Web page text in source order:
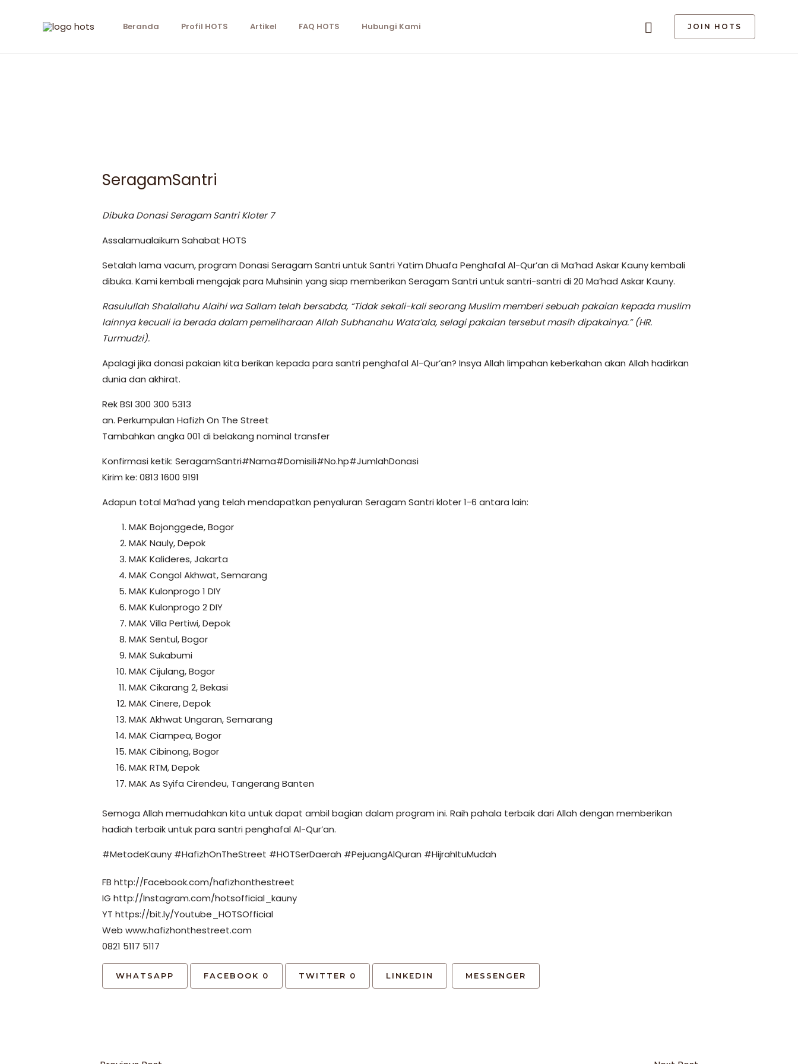
Beranda Profil HOTS Artikel FAQ HOTS Hubungi Kami SearchJOIN HOTS
SeragamSantri
Dibuka Donasi Seragam Santri Kloter 7
Assalamualaikum Sahabat HOTS
Setalah lama vacum, program Donasi Seragam Santri untuk Santri Yatim Dhuafa Penghafal Al-Qur’an di Ma’had Askar Kauny kembali
dibuka. Kami kembali mengajak para Muhsinin yang siap memberikan Seragam Santri untuk santri-santri di 20 Ma’had Askar Kauny.
Rasulullah Shalallahu Alaihi wa Sallam telah bersabda, “Tidak sekali-kali seorang Muslim memberi sebuah pakaian kepada muslim
lainnya kecuali ia berada dalam pemeliharaan Allah Subhanahu Wata’ala, selagi pakaian tersebut masih dipakainya.” (HR.
Turmudzi).
Apalagi jika donasi pakaian kita berikan kepada para santri penghafal Al-Qur’an? Insya Allah limpahan keberkahan akan Allah hadirkan
dunia dan akhirat.
Rek BSI 300 300 5313
an. Perkumpulan Hafizh On The Street
Tambahkan angka 001 di belakang nominal transfer
Konfirmasi ketik: SeragamSantri#Nama#Domisili#No.hp#JumlahDonasi
Kirim ke: 0813 1600 9191
Adapun total Ma’had yang telah mendapatkan penyaluran Seragam Santri kloter 1-6 antara lain:
MAK Bojonggede, Bogor
MAK Nauly, Depok
MAK Kalideres, Jakarta
MAK Congol Akhwat, Semarang
MAK Kulonprogo 1 DIY
MAK Kulonprogo 2 DIY
MAK Villa Pertiwi, Depok
MAK Sentul, Bogor
MAK Sukabumi
MAK Cijulang, Bogor
MAK Cikarang 2, Bekasi
MAK Cinere, Depok
MAK Akhwat Ungaran, Semarang
MAK Ciampea, Bogor
MAK Cibinong, Bogor
MAK RTM, Depok
MAK As Syifa Cirendeu, Tangerang Banten
Semoga Allah memudahkan kita untuk dapat ambil bagian dalam program ini. Raih pahala terbaik dari Allah dengan memberikan
hadiah terbaik untuk para santri penghafal Al-Qur’an.
#MetodeKauny #HafizhOnTheStreet #HOTSerDaerah #PejuangAlQuran #HijrahItuMudah
FB http://Facebook.com/hafizhonthestreet
IG http://Instagram.com/hotsofficial_kauny
YT https://bit.ly/Youtube_HOTSOfficial
Web www.hafizhonthestreet.com
0821 5117 5117
WHATSAPP FACEBOOK 0 TWITTER 0 LINKEDIN MESSENGER